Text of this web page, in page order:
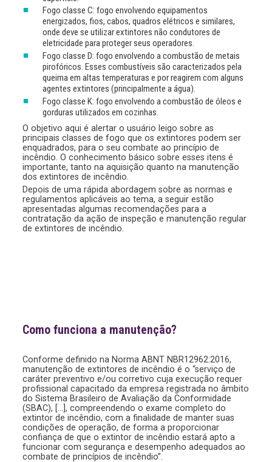
Fogo classe C: fogo envolvendo equipamentos
energizados, fios, cabos, quadros elétricos e similares,
onde deve se utilizar extintores não condutores de
eletricidade para proteger seus operadores.
Fogo classe D: fogo envolvendo a combustão de metais
pirofóricos. Esses combustíveis são caracterizados pela
queima em altas temperaturas e por reagirem com alguns
agentes extintores (principalmente a água).
Fogo classe K: fogo envolvendo a combustão de óleos e
gorduras utilizados em cozinhas.
O objetivo aqui é alertar o usuário leigo sobre as
principais classes de fogo que os extintores podem ser
enquadrados, para o seu combate ao princípio de
incêndio. O conhecimento básico sobre esses itens é
importante, tanto na aquisição quanto na manutenção
dos extintores de incêndio.
Depois de uma rápida abordagem sobre as normas e
regulamentos aplicáveis ao tema, a seguir estão
apresentadas algumas recomendações para a
contratação da ação de inspeção e manutenção regular
de extintores de incêndio.
Como funciona a manutenção?
Conforme definido na Norma ABNT NBR12962:2016,
manutenção de extintores de incêndio é o “serviço de
caráter preventivo e/ou corretivo cuja execução requer
profissional capacitado da empresa registrada no âmbito
do Sistema Brasileiro de Avaliação da Conformidade
(SBAC), […], compreendendo o exame completo do
extintor de incêndio, com a finalidade de mantersuas
condições de operação, de forma a proporcionar
confiança de que o extintor de incêndio estará apto a
funcionar com segurança e desempenho adequados ao
combate de princípios de incêndio”.